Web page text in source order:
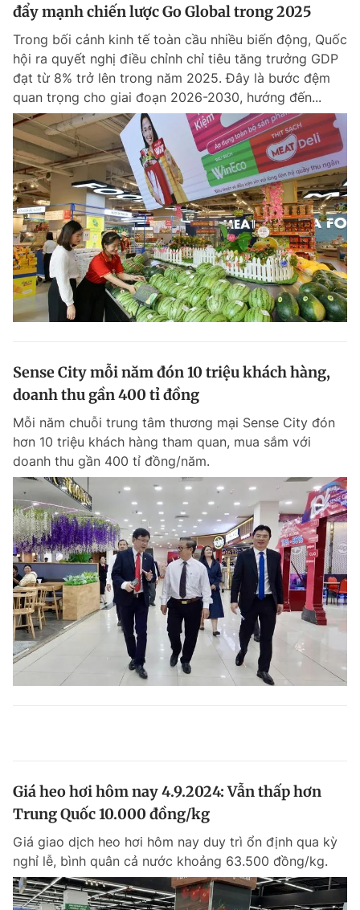
đẩy mạnh chiến lược Go Global trong 2025
Trong bối cảnh kinh tế toàn cầu nhiều biến động, Quốc
hội ra quyết nghị điều chỉnh chỉ tiêu tăng trưởng GDP
đạt từ 8% trở lên trong năm 2025. Đây là bước đệm
quan trọng cho giai đoạn 2026-2030, hướng đến...
Sense City mỗi năm đón 10 triệu khách hàng,
doanh thu gần 400 tỉ đồng
Mỗi năm chuỗi trung tâm thương mại Sense City đón
hơn 10 triệu khách hàng tham quan, mua sắm với
doanh thu gần 400 tỉ đồng/năm.
Giá heo hơi hôm nay 4.9.2024: Vẫn thấp hơn
Trung Quốc 10.000 đồng/kg
Giá giao dịch heo hơi hôm nay duy trì ổn định qua kỳ
nghỉ lễ, bình quân cả nước khoảng 63.500 đồng/kg.